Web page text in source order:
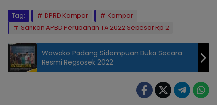
Tag: DPRD Kampar
Kampar
Sahkan APBD Perubahan TA 2022 Sebesar Rp 2
Wawako Padang Sidempuan Buka Secara
Resmi Regsosek 2022